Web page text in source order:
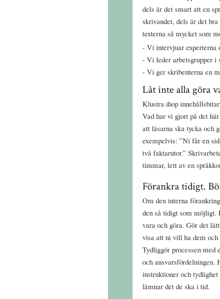
dels är det smart att en
skrivandet, dels är det
texterna så mycket som
Vi intervjuar experterna
Vi leder arbetsgrupper i
Vi ger skribenterna en
Låt inte alla göra
Klustra ihop
Vad har vi gjort på det
att läsarna ska tycka och
exempelvis: ”Ni får en
två faktarutor.”
timmar, lett av en
Förankra tidigt.
Om den interna
den så tidigt som möjligt.
vara och göra. Gör det
visa att ni vill ha dem
Tydliggör processen
och
instruktioner och
lämnar det de ska i tid.